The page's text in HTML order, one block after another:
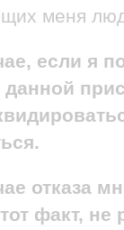
меня
если я
данной
отказа
факт, не